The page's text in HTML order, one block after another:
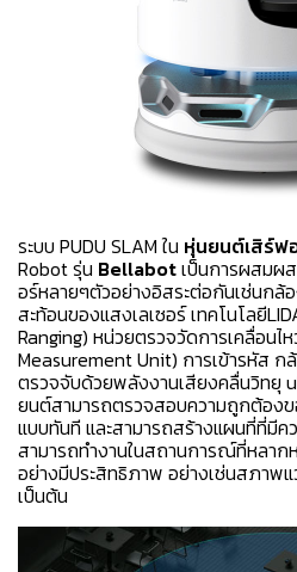
ระบบ PUDU SLAM ใน หุ่นยนต์เสิร์ฟ
Robot รุ่น Bellabotเป็นการผสมผส
อร์หลายๆตัวอย่างอิสระต่อกันเช่นกล้
สะท้อนของแสงเลเซอร์ เทคโนโลยี
Ranging) หน่วยตรวจวัดการเคลื่อนไ
Measurement Unit) การเข้ารหัส ก
ตรวจจับด้วยพลังงานเสียงคลื่นวิทยุ
ยนต์สามารถตรวจสอบความถูกต้องข
แบบทันที และสามารถสร้างแผนที่ที่มี
สามารถทำงานในสถานการณ์ที่หลาก
อย่างมีประสิทธิภาพ อย่างเช่นสภาพแ
เป็นต้น